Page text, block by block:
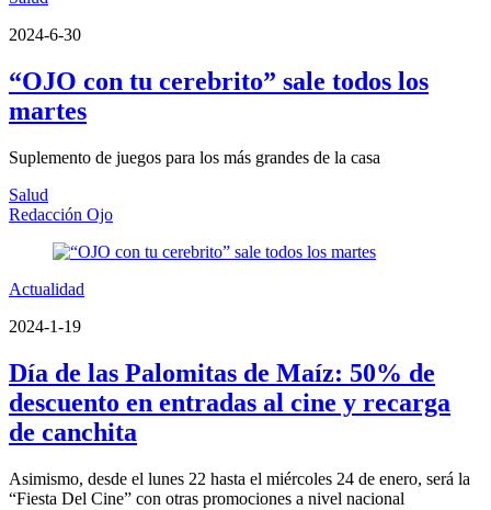
2024-6-30
“OJO con tu cerebrito” sale todos los
martes
Suplemento de juegos para los más grandes de la casa
Salud
Redacción Ojo
Actualidad
2024-1-19
Día de las Palomitas de Maíz: 50% de
descuento en entradas al cine y recarga
de canchita
Asimismo, desde el lunes 22 hasta el miércoles 24 de enero, será la
“Fiesta Del Cine” con otras promociones a nivel nacional